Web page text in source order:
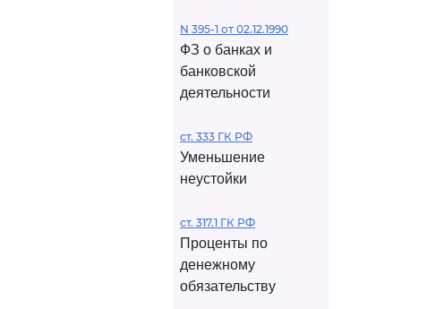
N 395-1 от 02.12.1990
ФЗ о банках и
банковской
деятельности
ст. 333 ГК РФ
Уменьшение
неустойки
ст. 317.1 ГК РФ
Проценты по
денежному
обязательству